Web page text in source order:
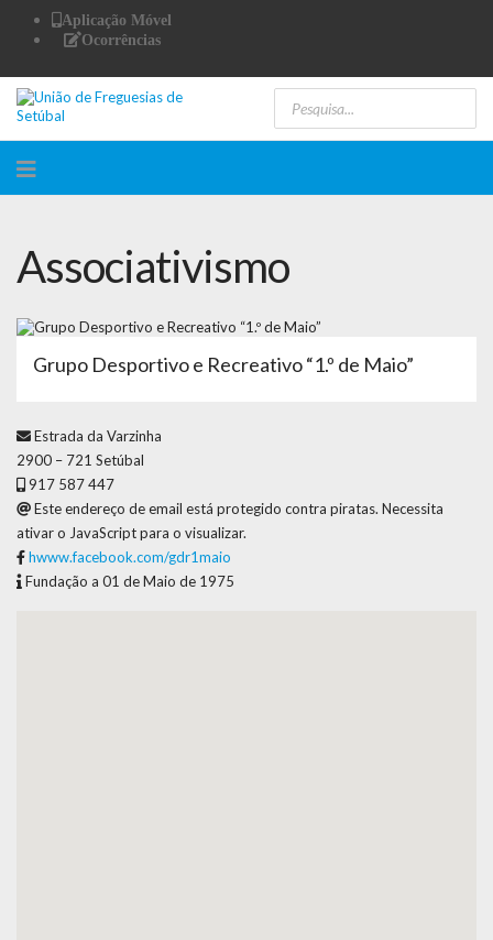
Aplicação Móvel
Ocorrências
Associativismo
Grupo Desportivo e Recreativo “1.º de Maio”
Estrada da Varzinha
2900 – 721 Setúbal
917 587 447
Este endereço de email está protegido contra piratas. Necessita
ativar o JavaScript para o visualizar.
hwww.facebook.com/gdr1maio
Fundação a 01 de Maio de 1975